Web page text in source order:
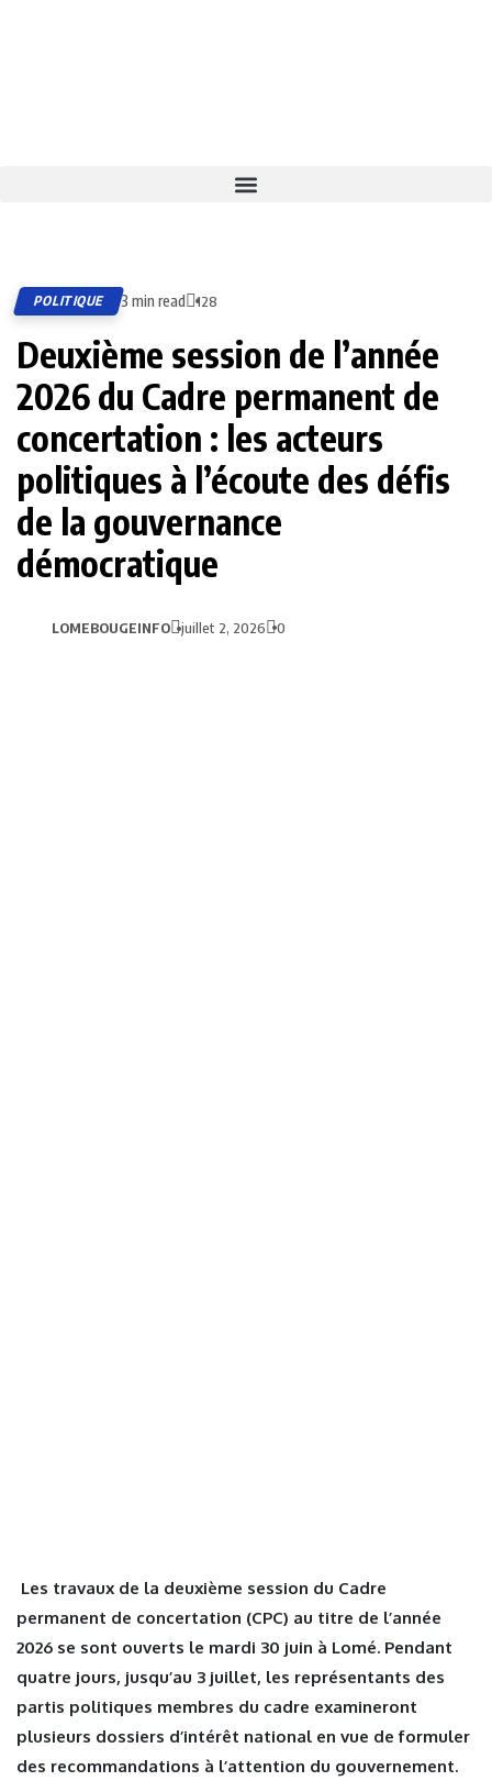
POLITIQUE 3 min read 128
Deuxième session de l’année
2026 du Cadre permanent de
concertation : les acteurs
politiques à l’écoute des défis
de la gouvernance
démocratique
LOMEBOUGEINFO juillet 2, 2026 0
Les travaux de la deuxième session du Cadre
permanent de concertation (CPC) au titre de l’année
2026 se sont ouverts le mardi 30 juin à Lomé. Pendant
quatre jours, jusqu’au 3 juillet, les représentants des
partis politiques membres du cadre examineront
plusieurs dossiers d’intérêt national en vue de formuler
des recommandations à l’attention du gouvernement.